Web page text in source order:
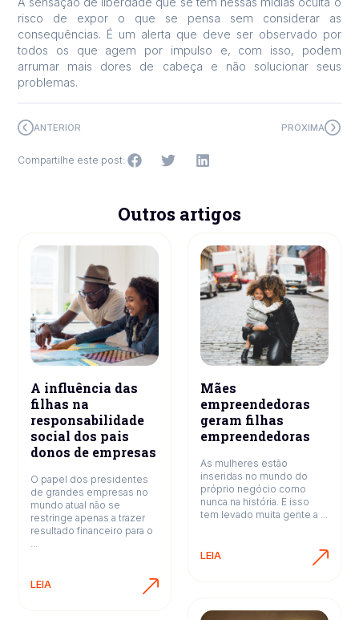
risco de expor o que se pensa sem considerar as
consequências. É um alerta que deve ser observado por
todos os que agem por impulso e, com isso, podem
arrumar mais dores de cabeça e não solucionar seus
problemas.
ANTERIOR PRÓXIMA
Compartilhe este post:
Outros artigos
A influência das
filhas na
responsabilidade
social dos pais
donos de empresas
O papel dos presidentes
de grandes empresas no
mundo atual não se
restringe apenas a trazer
resultado financeiro para o
...
LEIA
Mães
empreendedoras
geram filhas
empreendedoras
As mulheres estão
inseridas no mundo do
próprio negócio como
nunca na história. E isso
tem levado muita gente a ...
LEIA